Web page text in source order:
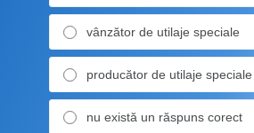
vânzător de utilaje speciale
producător de utilaje speciale
nu există un răspuns corect